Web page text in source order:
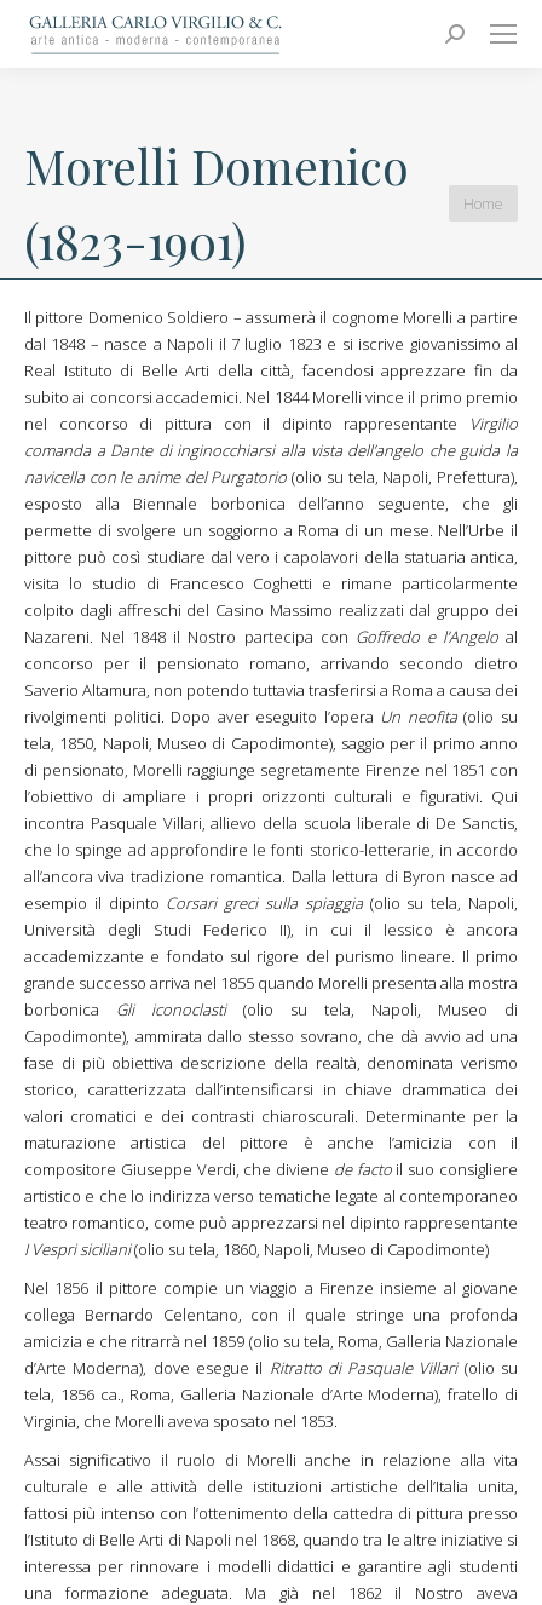
Search:
Carlo Virgilio & C.
Arte moderna e contemporanea
Morelli Domenico
(1823-1901)
You are
here:
Home
Il pittore Domenico Soldiero – assumerà il cognome Morelli a partire
dal 1848 – nasce a Napoli il 7 luglio 1823 e si iscrive giovanissimo al
Real Istituto di Belle Arti della città, facendosi apprezzare fin da
subito ai concorsi accademici. Nel 1844 Morelli vince il primo premio
nel concorso di pittura con il dipinto rappresentante
Virgilio
comanda a Dante di inginocchiarsi alla vista dell’angelo che guida la
navicella con le anime del Purgatorio (olio su tela, Napoli, Prefettura),
esposto alla Biennale borbonica dell’anno seguente, che gli
permette di svolgere un soggiorno a Roma di un mese. Nell’Urbe il
pittore può così studiare dal vero i capolavori della statuaria antica,
visita lo studio di Francesco Coghetti e rimane particolarmente
colpito dagli affreschi del Casino Massimo realizzati dal gruppo dei
Nazareni. Nel 1848 il Nostro partecipa con Goffredo e l’Angeloal
concorso per il pensionato romano, arrivando secondo dietro
Saverio Altamura, non potendo tuttavia trasferirsi a Roma a causa dei
rivolgimenti politici. Dopo aver eseguito l’opera Un neofita(olio su
tela, 1850, Napoli, Museo di Capodimonte), saggio per il primo anno
di pensionato, Morelli raggiunge segretamente Firenze nel 1851 con
l’obiettivo di ampliare i propri orizzonti culturali e figurativi. Qui
incontra Pasquale Villari, allievo della scuola liberale di De Sanctis,
che lo spinge ad approfondire le fonti storico-letterarie, in accordo
all’ancora viva tradizione romantica. Dalla lettura di Byron nasce ad
esempio il dipinto Corsari greci sulla spiaggia(olio su tela, Napoli,
Università degli Studi Federico II), in cui il lessico è ancora
accademizzante e fondato sul rigore del purismo lineare. Il primo
grande successo arriva nel 1855 quando Morelli presenta alla mostra
borbonica Gli iconoclasti(olio su tela, Napoli, Museo di
Capodimonte), ammirata dallo stesso sovrano, che dà avvio ad una
fase di più obiettiva descrizione della realtà, denominata verismo
storico, caratterizzata dall’intensificarsi in chiave drammatica dei
valori cromatici e dei contrasti chiaroscurali. Determinante per la
maturazione artistica del pittore è anche l’amicizia con il
compositore Giuseppe Verdi, che diviene de factoil suo consigliere
artistico e che lo indirizza verso tematiche legate al contemporaneo
teatro romantico, come può apprezzarsi nel dipinto rappresentante
I Vespri siciliani(olio su tela, 1860, Napoli, Museo di Capodimonte)
Nel 1856 il pittore compie un viaggio a Firenze insieme al giovane
collega Bernardo Celentano, con il quale stringe una profonda
amicizia e che ritrarrà nel 1859 (olio su tela, Roma, Galleria Nazionale
d’Arte Moderna), dove esegue il Ritratto di Pasquale Villari(olio su
tela, 1856 ca., Roma, Galleria Nazionale d’Arte Moderna), fratello di
Virginia, che Morelli aveva sposato nel 1853.
Assai significativo il ruolo di Morelli anche in relazione alla vita
culturale e alle attività delle istituzioni artistiche dell’Italia unita,
fattosi più intenso con l’ottenimento della cattedra di pittura presso
l’Istituto di Belle Arti di Napoli nel 1868, quando tra le altre iniziative si
interessa per rinnovare i modelli didattici e garantire agli studenti
una formazione adeguata. Ma già nel 1862 il Nostro aveva